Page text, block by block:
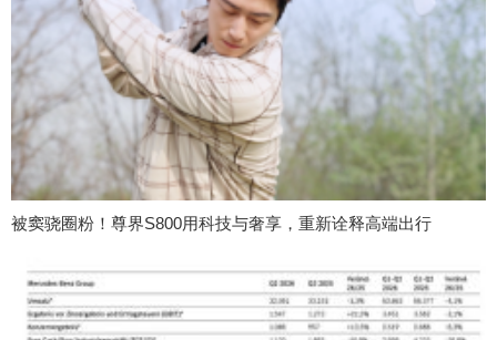
被窦骁圈粉！尊界S800用科技与奢享，重新诠释高端出行